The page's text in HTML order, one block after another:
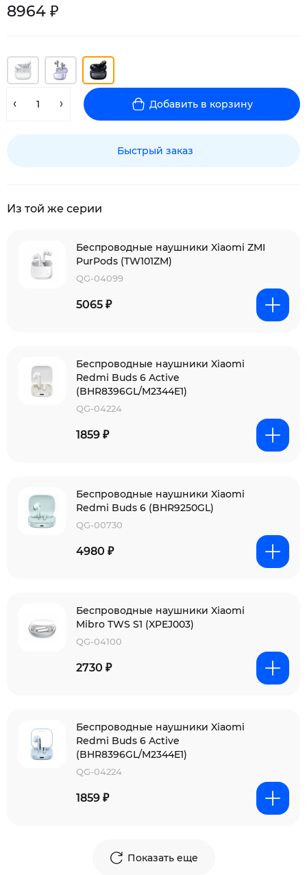
8964 ₽
Добавить в корзину
Быстрый заказ
Из той же серии
Беспроводные наушники Xiaomi ZMI
PurPods (TW101ZM)
QG-04099
5065 ₽
Беспроводные наушники Xiaomi
Redmi Buds 6 Active
(BHR8396GL/M2344E1)
QG-04224
1859 ₽
Беспроводные наушники Xiaomi
Redmi Buds 6 (BHR9250GL)
QG-00730
4980 ₽
Беспроводные наушники Xiaomi
Mibro TWS S1 (XPEJ003)
QG-04100
2730 ₽
Беспроводные наушники Xiaomi
Redmi Buds 6 Active
(BHR8396GL/M2344E1)
QG-04224
1859 ₽
Показать еще